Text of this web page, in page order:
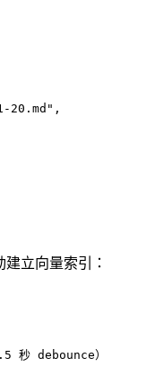
20.md" ,
立向量索引：
秒 debounce）